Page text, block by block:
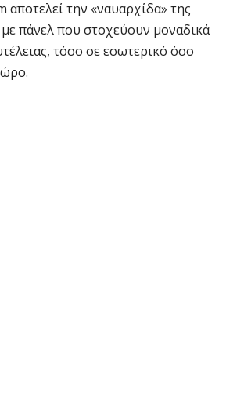
αποτελεί την «ναυαρχίδα» της
πάνελ που στοχεύουν μοναδικά
τόσο σε εσωτερικό όσο